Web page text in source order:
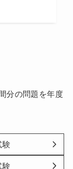
分の問題を年度
験
験